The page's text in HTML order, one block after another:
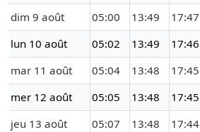
dim 9 août
05:00 13:49 17:47
lun 10 août
05:02 13:49 17:46
mar 11 août
05:04 13:48 17:45
mer 12 août
05:05 13:48 17:45
jeu 13 août
05:07 13:48 17:44